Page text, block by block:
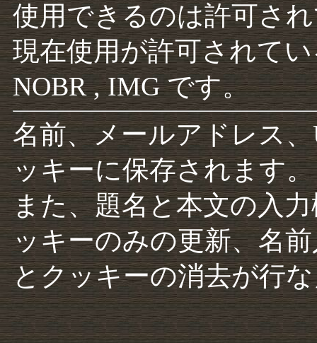
使用できるのは許可さ
現在使用が許可されて
NOBR , IMG です。
名前、メールアドレス
ッキーに保存されます。
また、題名と本文の入
ッキーのみの更新、名
とクッキーの消去が行